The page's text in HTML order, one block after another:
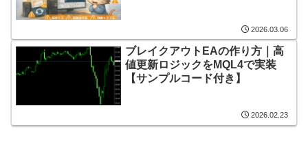
2026.03.06
ブレイクアウトEAの作り方｜高
値更新ロジックをMQL4で実装
【サンプルコード付き】
2026.02.23